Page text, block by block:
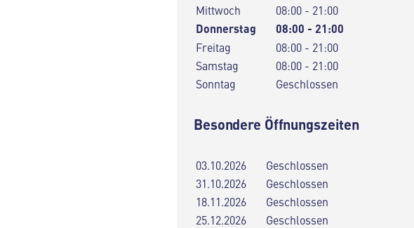
Mittwoch
08:00 - 21:00
Donnerstag 08:00 - 21:00
Freitag
08:00 - 21:00
Samstag
08:00 - 21:00
Sonntag
Geschlossen
Besondere Öffnungszeiten
03.10.2026
Geschlossen
31.10.2026
Geschlossen
18.11.2026
Geschlossen
25.12.2026
Geschlossen